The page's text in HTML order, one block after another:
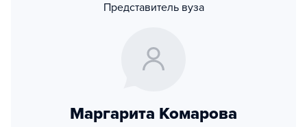
Представитель вуза
Маргарита Комарова